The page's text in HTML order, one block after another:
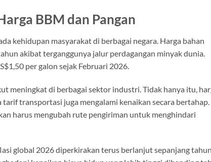
BBM dan Pangan
kehidupan masyarakat di berbagai negara. Harga bahan
akibat terganggunya jalur perdagangan minyak dunia.
per galon sejak Februari 2026.
meningkat di berbagai sektor industri. Tidak hanya itu,
transportasi juga mengalami kenaikan secara bertahap.
harus mengubah rute pengiriman untuk menghindari
global 2026 diperkirakan terus berlanjut sepanjang